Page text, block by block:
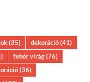
(35) dekoráció(41)
fehér virág(76)
(36)